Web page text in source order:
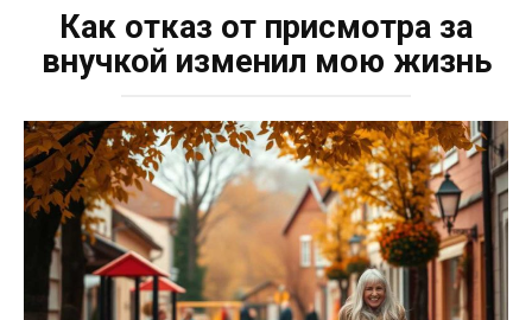
Как отказ от присмотра за
внучкой изменил мою жизнь